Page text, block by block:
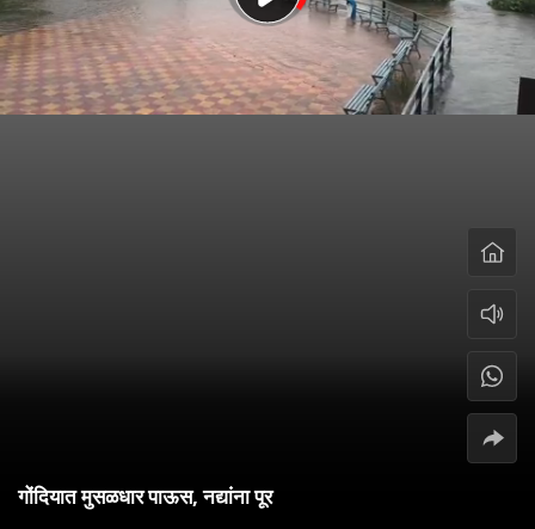
गोंदियात मुसळधार पाऊस, नद्यांना पूर